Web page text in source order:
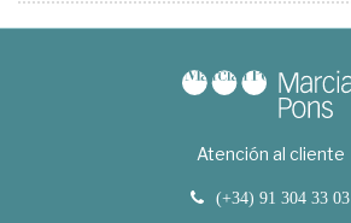
Atención al cliente
(+34) 91 304 33 03